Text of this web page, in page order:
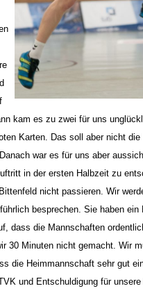
kam es zu zwei für uns
Karten. Das soll aber nicht die
war es für uns aber
in der ersten Halbzeit zu
nicht passieren. Wir
besprechen. Sie haben ein
dass die Mannschaften
30 Minuten nicht gemacht. Wir
die Heimmannschaft sehr gut
und Entschuldigung für unsere